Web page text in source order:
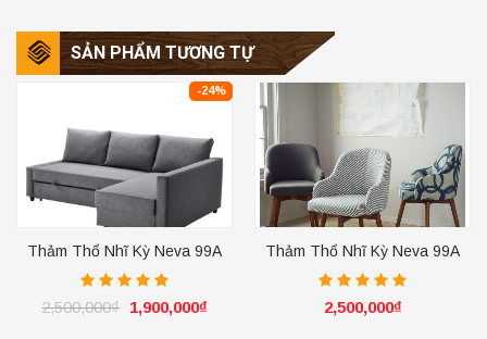
SẢN PHẨM TƯƠNG TỰ
-24%
Thảm Thổ Nhĩ Kỳ Neva 99A
Ivory
2,500,000₫ 1,900,000₫
Thảm Thổ Nhĩ Kỳ Neva 99A
Ivory
2,500,000₫